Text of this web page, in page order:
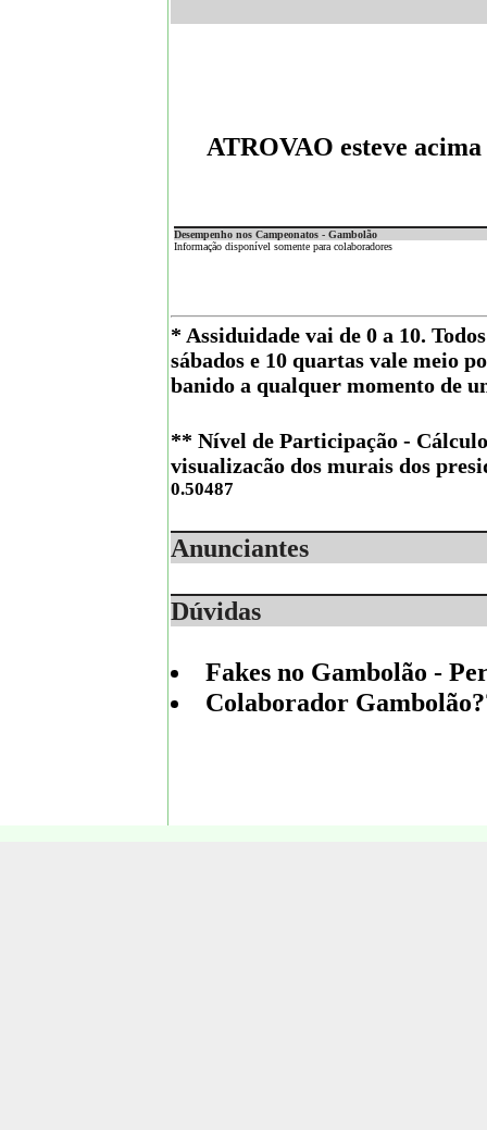
ATROVAO esteve
Desempenho nos Campeonatos - Gambolão
Informação disponível somente para colaboradores
* Assiduidade vai de 0 a 10.
sábados e 10 quartas vale meio
banido a qualquer momento de
** Nível de Participação -
visualizacão dos murais dos
0.50487
Anunciantes
Dúvidas
Fakes no Gambolão -
Colaborador